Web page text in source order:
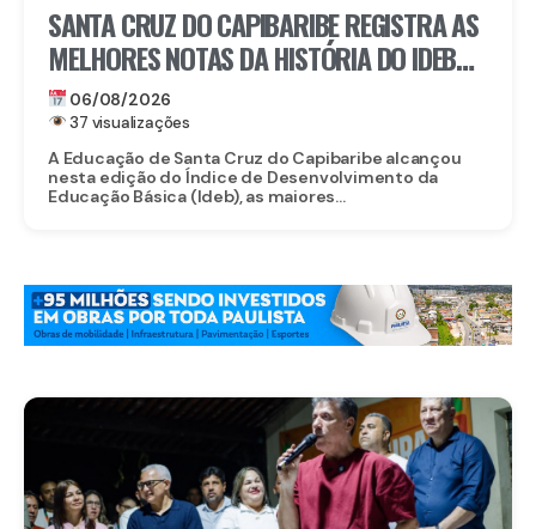
SANTA CRUZ DO CAPIBARIBE REGISTRA AS
MELHORES NOTAS DA HISTÓRIA DO IDEB
NA REDE MUNICIPAL
06/08/2026
37 visualizações
A Educação de Santa Cruz do Capibaribe alcançou
nesta edição do Índice de Desenvolvimento da
Educação Básica (Ideb), as maiores...